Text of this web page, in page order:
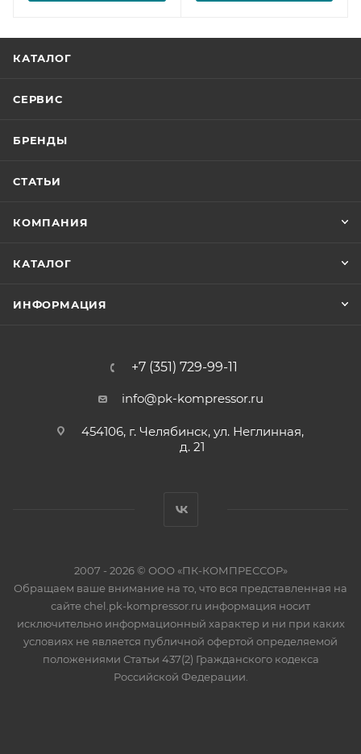
КАТАЛОГ
СЕРВИС
БРЕНДЫ
СТАТЬИ
КОМПАНИЯ
КАТАЛОГ
ИНФОРМАЦИЯ
+7 (351) 729-99-11
info@pk-kompressor.ru
454106, г. Челябинск, ул. Неглинная,
д. 21
2007 - 2026 © ООО «ПК-КОМПРЕССОР»
Обращаем ваше внимание на то, что вся представленная на
сайте chel.pk-kompressor.ru информация носит
исключительно информационный характер и ни при каких
условиях не является публичной офертой определяемой
положениями Статьи 437(2) Гражданского кодекса
Российской Федерации.